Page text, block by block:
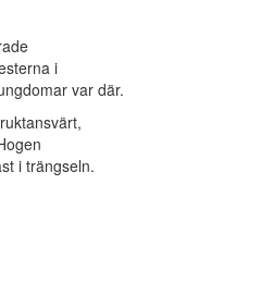
i
var där.
i trängseln.